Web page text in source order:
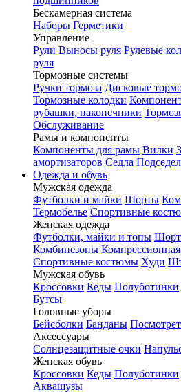
Бескамерная система
Наборы Герметики
Управление
Рули Выносы руля Рулевые
руля
Тормозные системы
Ручки тормоза Дисковые
Тормозные колодки
рубашки, наконечники
Обслуживание
Рамы и компоненты
Компоненты для рамы Вилки
амортизаторов Седла
Одежда и обувь
Мужская одежда
Футболки и майки Шорты
Термобелье Спортивные
Женская одежда
Футболки, майки и топы
Комбинезоны
Спортивные костюмы Худи
Мужская обувь
Кроссовки Кеды Полуботинки
Бутсы
Головные уборы
Бейсболки Банданы
Аксессуары
Солнцезащитные очки
Женская обувь
Кроссовки Кеды Полуботинки
Аквашузы